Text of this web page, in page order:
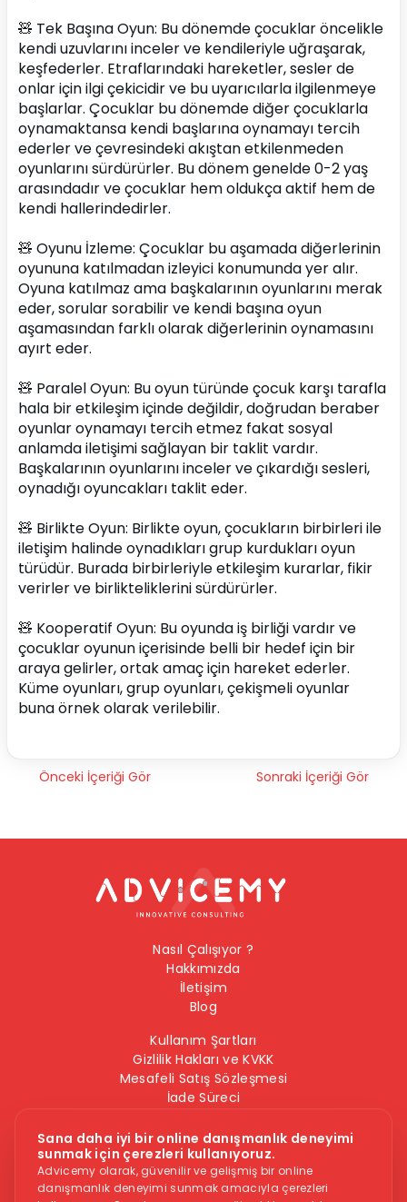
🧸 Tek Başına Oyun: Bu dönemde çocuklar öncelikle
kendi uzuvlarını inceler ve kendileriyle uğraşarak,
keşfederler. Etraflarındaki hareketler, sesler de
onlar için ilgi çekicidir ve bu uyarıcılarla ilgilenmeye
başlarlar. Çocuklar bu dönemde diğer çocuklarla
oynamaktansa kendi başlarına oynamayı tercih
ederler ve çevresindeki akıştan etkilenmeden
oyunlarını sürdürürler. Bu dönem genelde 0-2 yaş
arasındadır ve çocuklar hem oldukça aktif hem de
kendi hallerindedirler.
🧸 Oyunu İzleme: Çocuklar bu aşamada diğerlerinin
oyununa katılmadan izleyici konumunda yer alır.
Oyuna katılmaz ama başkalarının oyunlarını merak
eder, sorular sorabilir ve kendi başına oyun
aşamasından farklı olarak diğerlerinin oynamasını
ayırt eder.
🧸 Paralel Oyun: Bu oyun türünde çocuk karşı tarafla
hala bir etkileşim içinde değildir, doğrudan beraber
oyunlar oynamayı tercih etmez fakat sosyal
anlamda iletişimi sağlayan bir taklit vardır.
Başkalarının oyunlarını inceler ve çıkardığı sesleri,
oynadığı oyuncakları taklit eder.
🧸 Birlikte Oyun: Birlikte oyun, çocukların birbirleri ile
iletişim halinde oynadıkları grup kurdukları oyun
türüdür. Burada birbirleriyle etkileşim kurarlar, fikir
verirler ve birlikteliklerini sürdürürler.
🧸 Kooperatif Oyun: Bu oyunda iş birliği vardır ve
çocuklar oyunun içerisinde belli bir hedef için bir
araya gelirler, ortak amaç için hareket ederler.
Küme oyunları, grup oyunları, çekişmeli oyunlar
buna örnek olarak verilebilir.
Önceki İçeriği Gör Sonraki İçeriği Gör
Sana daha iyi bir online danışmanlık deneyimi
sunmak için çerezleri kullanıyoruz.
Advicemy olarak, güvenilir ve gelişmiş bir online
danışmanlık deneyimi sunmak amacıyla çerezleri
Nasıl Çalışıyor ?
Hakkımızda
İletişim
Blog
Kullanım Şartları
Gizlilik Hakları ve KVKK
Mesafeli Satış Sözleşmesi
İade Süreci
Bilgi Güvenliği Politikası
Bizi Takip Edin